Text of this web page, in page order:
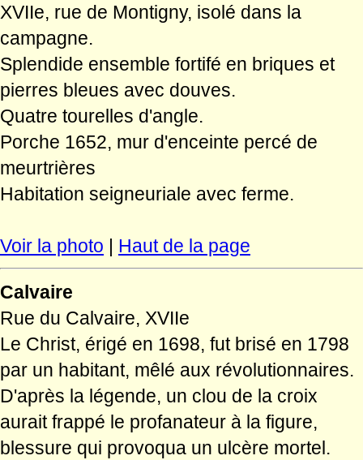
XVIIe, rue de Montigny, isolé dans la
campagne.
Splendide ensemble fortifé en briques et
pierres bleues avec douves.
Quatre tourelles d'angle.
Porche 1652, mur d'enceinte percé de
meurtrières
Habitation seigneuriale avec ferme.
Voir la photo | Haut de la page
Calvaire
Rue du Calvaire, XVIIe
Le Christ, érigé en 1698, fut brisé en 1798
par un habitant, mêlé aux révolutionnaires.
D'après la légende, un clou de la croix
aurait frappé le profanateur à la figure,
blessure qui provoqua un ulcère mortel.